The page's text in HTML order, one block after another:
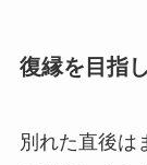
復縁を目指
別れた直後は